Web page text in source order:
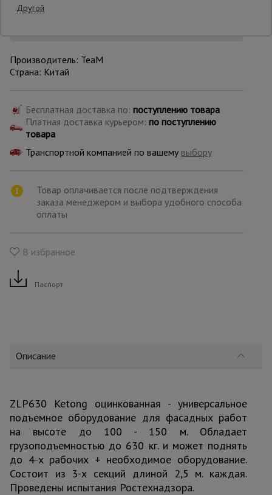
для работы с
арматурой
Оборудование
стремянки
Штукатурные
комплекты
Производитель: TeaM
Страна: Китай
Бесплатная доставка по: поступлению товара
Платная доставка курьером: по поступлению
товара
Транспортной компанией по вашему выбору
Товар оплачивается после подтверждения
заказа менеджером и выбора удобного способа
оплаты
В избранное
Паспорт
Описание
ZLP630 Ketong оцинкованная - универсальное
подъемное оборудование для фасадных работ
на высоте до 100 - 150 м. Обладает
грузоподъемностью до 630 кг. и может поднять
до 4-х рабочих + необходимое оборудование.
Состоит из 3-х секций длиной 2,5 м. каждая.
Проведены испытания Ростехнадзора.
Другой